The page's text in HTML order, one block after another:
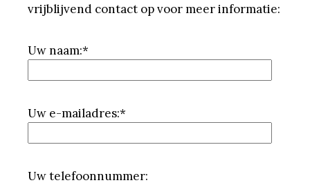
vrijblijvend contact op voor meer informatie:
Uw naam:*
Uw e-mailadres:*
Uw telefoonnummer: